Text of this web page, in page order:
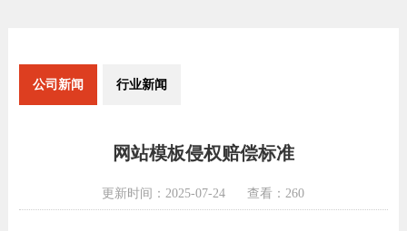
公司新闻 行业新闻
网站模板侵权赔偿标准
更新时间：2025-07-24 查看：260